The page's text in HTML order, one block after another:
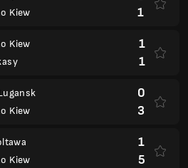
Kiew
1
Kiew
1
1
Kiew
0
3
Kiew
1
5